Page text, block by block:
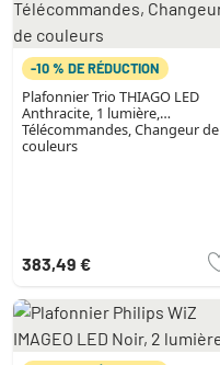
-10 % DE RÉDUCTION
Plafonnier Trio THIAGO LED
Anthracite, 1 lumière,
Télécommandes, Changeur de
couleurs
383,49 €